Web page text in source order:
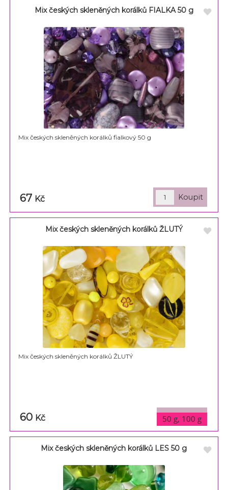
Mix českých skleněných korálků FIALKA 50 g
Mix českých skleněných korálků fialkový 50 g
67 Kč
Mix českých skleněných korálků ŽLUTÝ
Mix českých skleněných korálků ŽLUTÝ
varianty
50 g, 100 g
60 Kč
Mix českých skleněných korálků LES 50 g